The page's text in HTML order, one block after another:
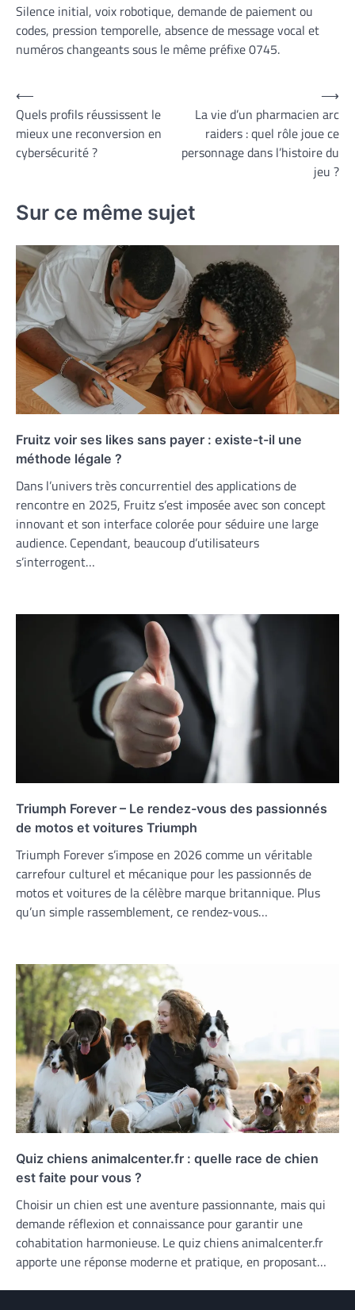
Silence initial, voix robotique, demande de paiement ou
codes, pression temporelle, absence de message vocal et
numéros changeants sous le même préfixe 0745.
Navigation
de
l’article
⟵
Quels profils réussissent le
mieux une reconversion en
cybersécurité ?
La vie d’un pharmacien arc
raiders : quel rôle joue ce
personnage dans l’histoire du
jeu ?
⟶
Sur ce même sujet
Fruitz voir ses likes sans payer : existe-t-il une
méthode légale ?
Dans l’univers très concurrentiel des applications de
rencontre en 2025, Fruitz s’est imposée avec son concept
innovant et son interface colorée pour séduire une large
audience. Cependant, beaucoup d’utilisateurs
s’interrogent…
Triumph Forever – Le rendez-vous des passionnés
de motos et voitures Triumph
Triumph Forever s’impose en 2026 comme un véritable
carrefour culturel et mécanique pour les passionnés de
motos et voitures de la célèbre marque britannique. Plus
qu’un simple rassemblement, ce rendez-vous…
Quiz chiens animalcenter.fr : quelle race de chien
est faite pour vous ?
Choisir un chien est une aventure passionnante, mais qui
demande réflexion et connaissance pour garantir une
cohabitation harmonieuse. Le quiz chiens animalcenter.fr
apporte une réponse moderne et pratique, en proposant…